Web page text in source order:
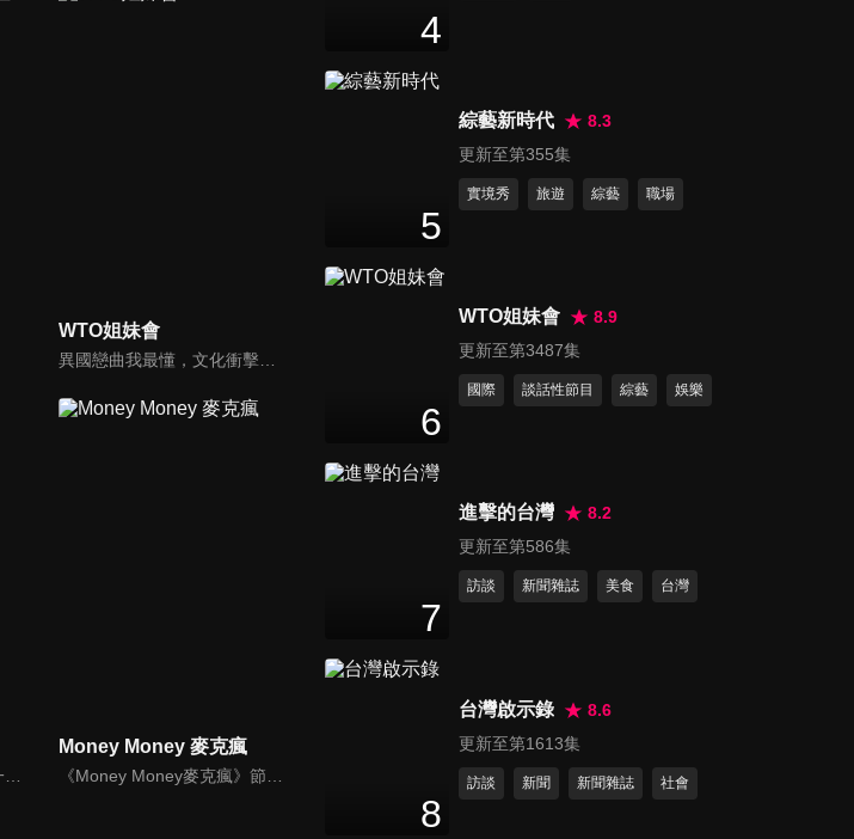
WTO姐妹會
地球上男女比例將近一比一，也就是有二分之一的女人。我們認為新世代的女人不論在能力、經濟、教育、工作上都不輸男人，這些獨立自主的女人早已撐起半邊天，她們有自己的價值觀和感情觀，我們稱她們是『二分之一強』。
Money Money 麥克瘋
《Money Money麥克瘋》節目強調不比音準、不比音色，也不比外型、外貌、氣質、長相等如何，只強調只要歌詞記得牢，就可以參加比賽。
第996集 客家電視《細細山路
私密達》媒體聯訪 - 彭小刀,南
利夜酵素 代言記者會
第998集 田馥甄〈田調〉Live
第999集 中信兄弟Passion
Sisters - Wendy璇璇,
瑄,Winnie維尼,芊芊,牛奶,衣宸,
6
第1001集 中信兄弟Passion
Sisters -中信啦啦隊- 短今,小
4
5
綜藝新時代
8.3
更新至第355集
實境秀 旅遊 綜藝 職場
6
WTO姐妹會
8.9
更新至第3487集
國際 談話性節目 綜藝 娛樂
7
進擊的台灣
8.2
更新至第586集
訪談 新聞雜誌 美食 台灣
8
台灣啟示錄
8.6
更新至第1613集
訪談 新聞 新聞雜誌 社會